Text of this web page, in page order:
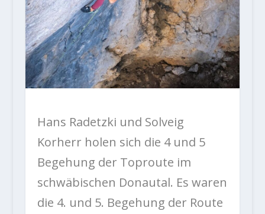
Hans Radetzki und Solveig
Korherr holen sich die 4 und 5
Begehung der Toproute im
schwäbischen Donautal. Es waren
die 4. und 5. Begehung der Route